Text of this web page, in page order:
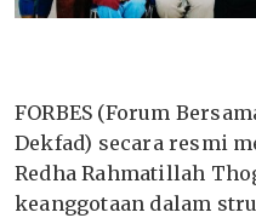
‎FORBES (Forum
Dekfad) secara resmi
Redha Rahmatillah
keanggotaan dalam